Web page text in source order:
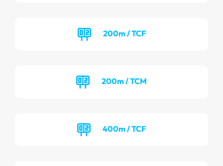
200m / TCF
200m / TCM
400m / TCF